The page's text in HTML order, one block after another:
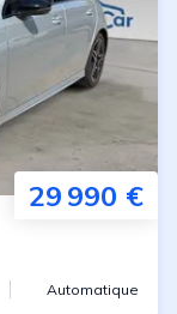
29 990 €
Automatique